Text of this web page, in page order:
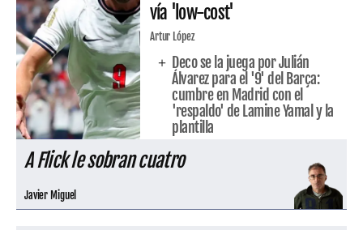
vía 'low-cost'
Artur López
Deco se la juega por Julián
Álvarez para el '9' del Barça:
cumbre en Madrid con el
'respaldo' de Lamine Yamal y la
plantilla
A Flick le sobran cuatro
Javier Miguel